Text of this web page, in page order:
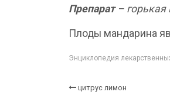
Препарат– горькая
Плоды мандарина
Энциклопедия
цитрус лимон